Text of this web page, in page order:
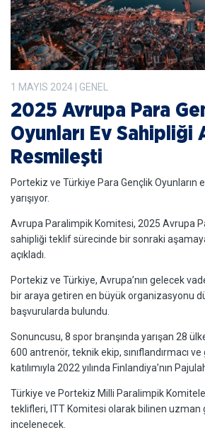
1 MAYIS 2024 | GENEL
2025 Avrupa Para
Oyunları Ev Sahipliği
Resmileşti
Portekiz ve Türkiye Para Gençlik Oyunların
yarışıyor.
Avrupa Paralimpik Komitesi, 2025 Avrupa
sahipliği teklif sürecinde bir sonraki
açıkladı.
Portekiz ve Türkiye, Avrupa’nın gelecek
bir araya getiren en büyük organizasyonu
başvurularda bulundu.
Sonuncusu, 8 spor branşında yarışan 28
600 antrenör, teknik ekip, sınıflandırmacı
katılımıyla 2022 yılında Finlandiya’nın
Türkiye ve Portekiz Milli Paralimpik
teklifleri, ITT Komitesi olarak bilinen uzman
incelenecek.